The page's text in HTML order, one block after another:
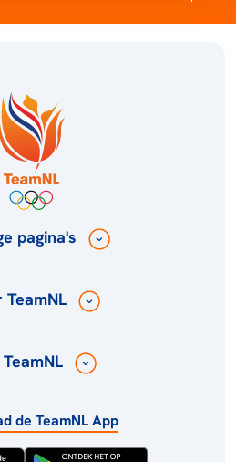
pagina's
TeamNL
de TeamNL App